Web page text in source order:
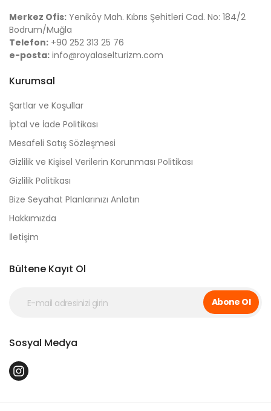
Merkez Ofis: Yeniköy Mah. Kıbrıs Şehitleri Cad. No: 184/2
Bodrum/Muğla
Telefon: +90 252 313 25 76
e-posta: info@royalaselturizm.com
Kurumsal
Şartlar ve Koşullar
İptal ve İade Politikası
Mesafeli Satış Sözleşmesi
Gizlilik ve Kişisel Verilerin Korunması Politikası
Gizlilik Politikası
Bize Seyahat Planlarınızı Anlatın
Hakkımızda
İletişim
Bültene Kayıt Ol
Abone Ol
Sosyal Medya